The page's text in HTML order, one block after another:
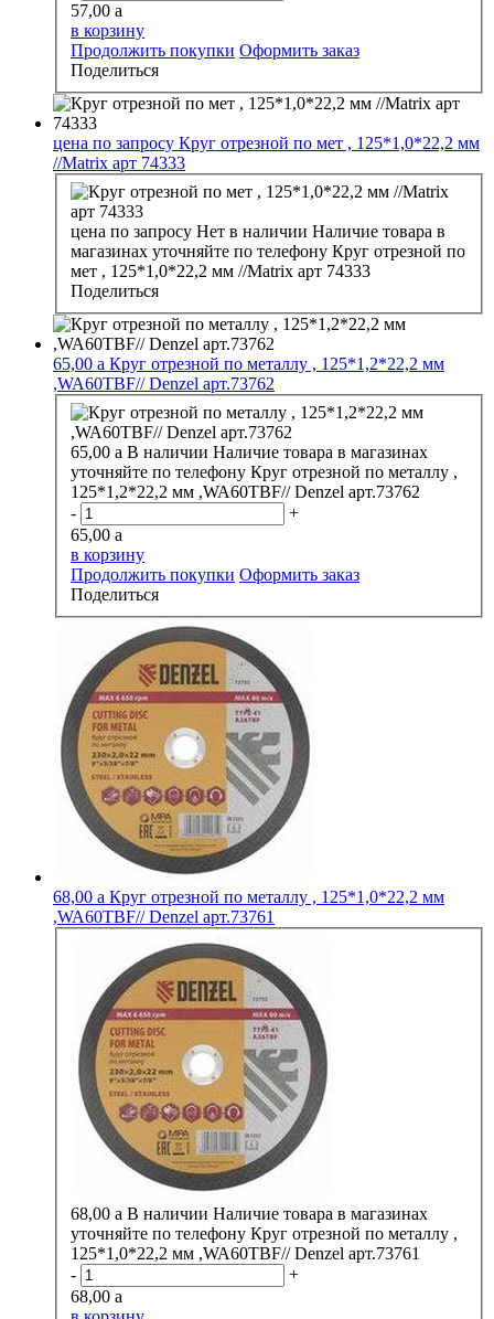
57,00 a
в корзину
Продолжить покупки Оформить заказ
Поделиться
цена по запросу Круг отрезной по мет , 125*1,0*22,2 мм
//Matrix арт 74333
цена по запросу Нет в наличии Наличие товара в
магазинах уточняйте по телефону Круг отрезной по
мет , 125*1,0*22,2 мм //Matrix арт 74333
Поделиться
65,00 a Круг отрезной по металлу , 125*1,2*22,2 мм
,WA60TBF// Denzel арт.73762
65,00 a В наличии Наличие товара в магазинах
уточняйте по телефону Круг отрезной по металлу ,
125*1,2*22,2 мм ,WA60TBF// Denzel арт.73762
-
+
65,00 a
в корзину
Продолжить покупки Оформить заказ
Поделиться
68,00 a Круг отрезной по металлу , 125*1,0*22,2 мм
,WA60TBF// Denzel арт.73761
68,00 a В наличии Наличие товара в магазинах
уточняйте по телефону Круг отрезной по металлу ,
125*1,0*22,2 мм ,WA60TBF// Denzel арт.73761
-
+
68,00 a